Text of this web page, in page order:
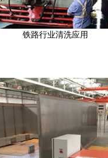
铁路行业清洗应用